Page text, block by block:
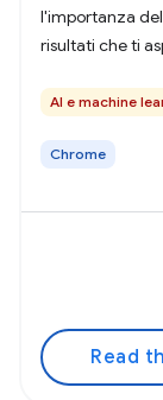
l'importanza
risultati che ti
AI e machine
Chrome
Read